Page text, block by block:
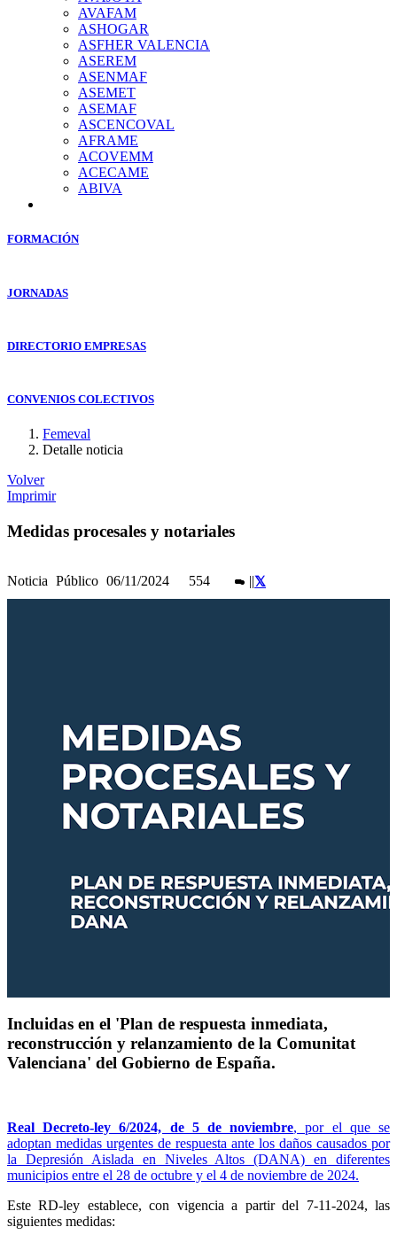
AVAFAM
ASHOGAR
ASFHER VALENCIA
ASEREM
ASENMAF
ASEMET
ASEMAF
ASCENCOVAL
AFRAME
ACOVEMM
ACECAME
ABIVA
FORMACIÓN
JORNADAS
DIRECTORIO EMPRESAS
CONVENIOS COLECTIVOS
Femeval
Detalle noticia
Volver
Imprimir
Medidas procesales y notariales
Noticia Público 06/11/2024 554 ||
Incluidas en el 'Plan de respuesta inmediata,
reconstrucción y relanzamiento de la Comunitat
Valenciana' del Gobierno de España.
Real Decreto-ley 6/2024, de 5 de noviembre, por el que se
adoptan medidas urgentes de respuesta ante los daños causados por
la Depresión Aislada en Niveles Altos (DANA) en diferentes
municipios entre el 28 de octubre y el 4 de noviembre de 2024.
Este RD-ley establece, con vigencia a partir del 7-11-2024, las
siguientes medidas: